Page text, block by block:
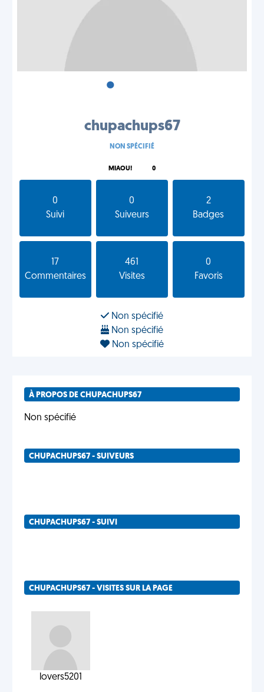
•
chupachups67
NON SPÉCIFIÉ
MIAOU! 0
0
Suivi
0
Suiveurs
2
Badges
17
Commentaires
461
Visites
0
Favoris
Non spécifié
Non spécifié
Non spécifié
À PROPOS DE CHUPACHUPS67
Non spécifié
CHUPACHUPS67 - SUIVEURS
CHUPACHUPS67 - SUIVI
CHUPACHUPS67 - VISITES SUR LA PAGE
lovers5201